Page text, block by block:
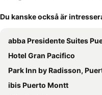
Du kanske också är
abba Presidente Suites Puerto
Hotel Gran Pacifico
Park Inn by Radisson, Puerto
ibis Puerto Montt